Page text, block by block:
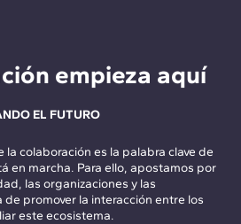
empieza aquí
EL FUTURO
la colaboración es la palabra clave de
en marcha. Para ello, apostamos por
las organizaciones y las
promover la interacción entre los
este ecosistema.